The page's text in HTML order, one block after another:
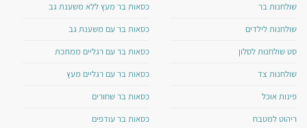
שולחנות בר
שולחנות לילדים
סט שולחנות לסלון
שולחנות צד
פינות אוכל
ריהוט למטבח
כסאות בר מעץ ללא משענת גב
כסאות בר עם משענת גב
כסאות בר עם רגליים ממתכת
כסאות בר עם רגליים מעץ
כסאות בר שחורים
כסאות בר עודפים